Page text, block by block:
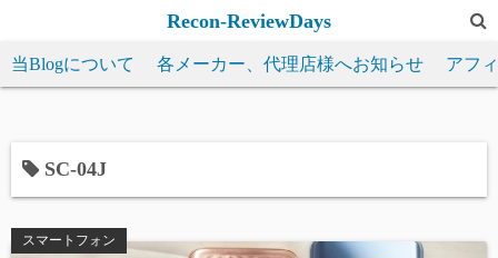
テ
ッ
Recon-ReviewDays
当Blogについて 各メーカー、代理店様へお知らせ アフ
SC-04J
スマートフォン